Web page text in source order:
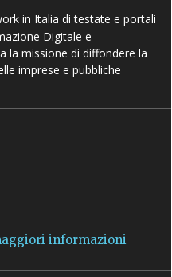
in Italia di testate e portali
Digitale e
la missione di diffondere la
imprese e pubbliche
informazioni